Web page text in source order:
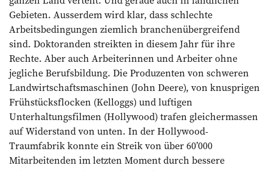
Gebieten. Ausserdem wird klar, dass schlechte
Arbeitsbedingungen ziemlich branchenübergreifend
sind. Doktoranden streikten in diesem Jahr für ihre
Rechte. Aber auch Arbeiterinnen und Arbeiter ohne
jegliche Berufsbildung. Die Produzenten von schweren
Landwirtschaftsmaschinen (John Deere), von knusprigen
Frühstücksflocken (Kelloggs) und luftigen
Unterhaltungsfilmen (Hollywood) trafen gleichermassen
auf Widerstand von unten. In der Hollywood-
Traumfabrik konnte ein Streik von über 60’000
Mitarbeitenden im letzten Moment durch bessere